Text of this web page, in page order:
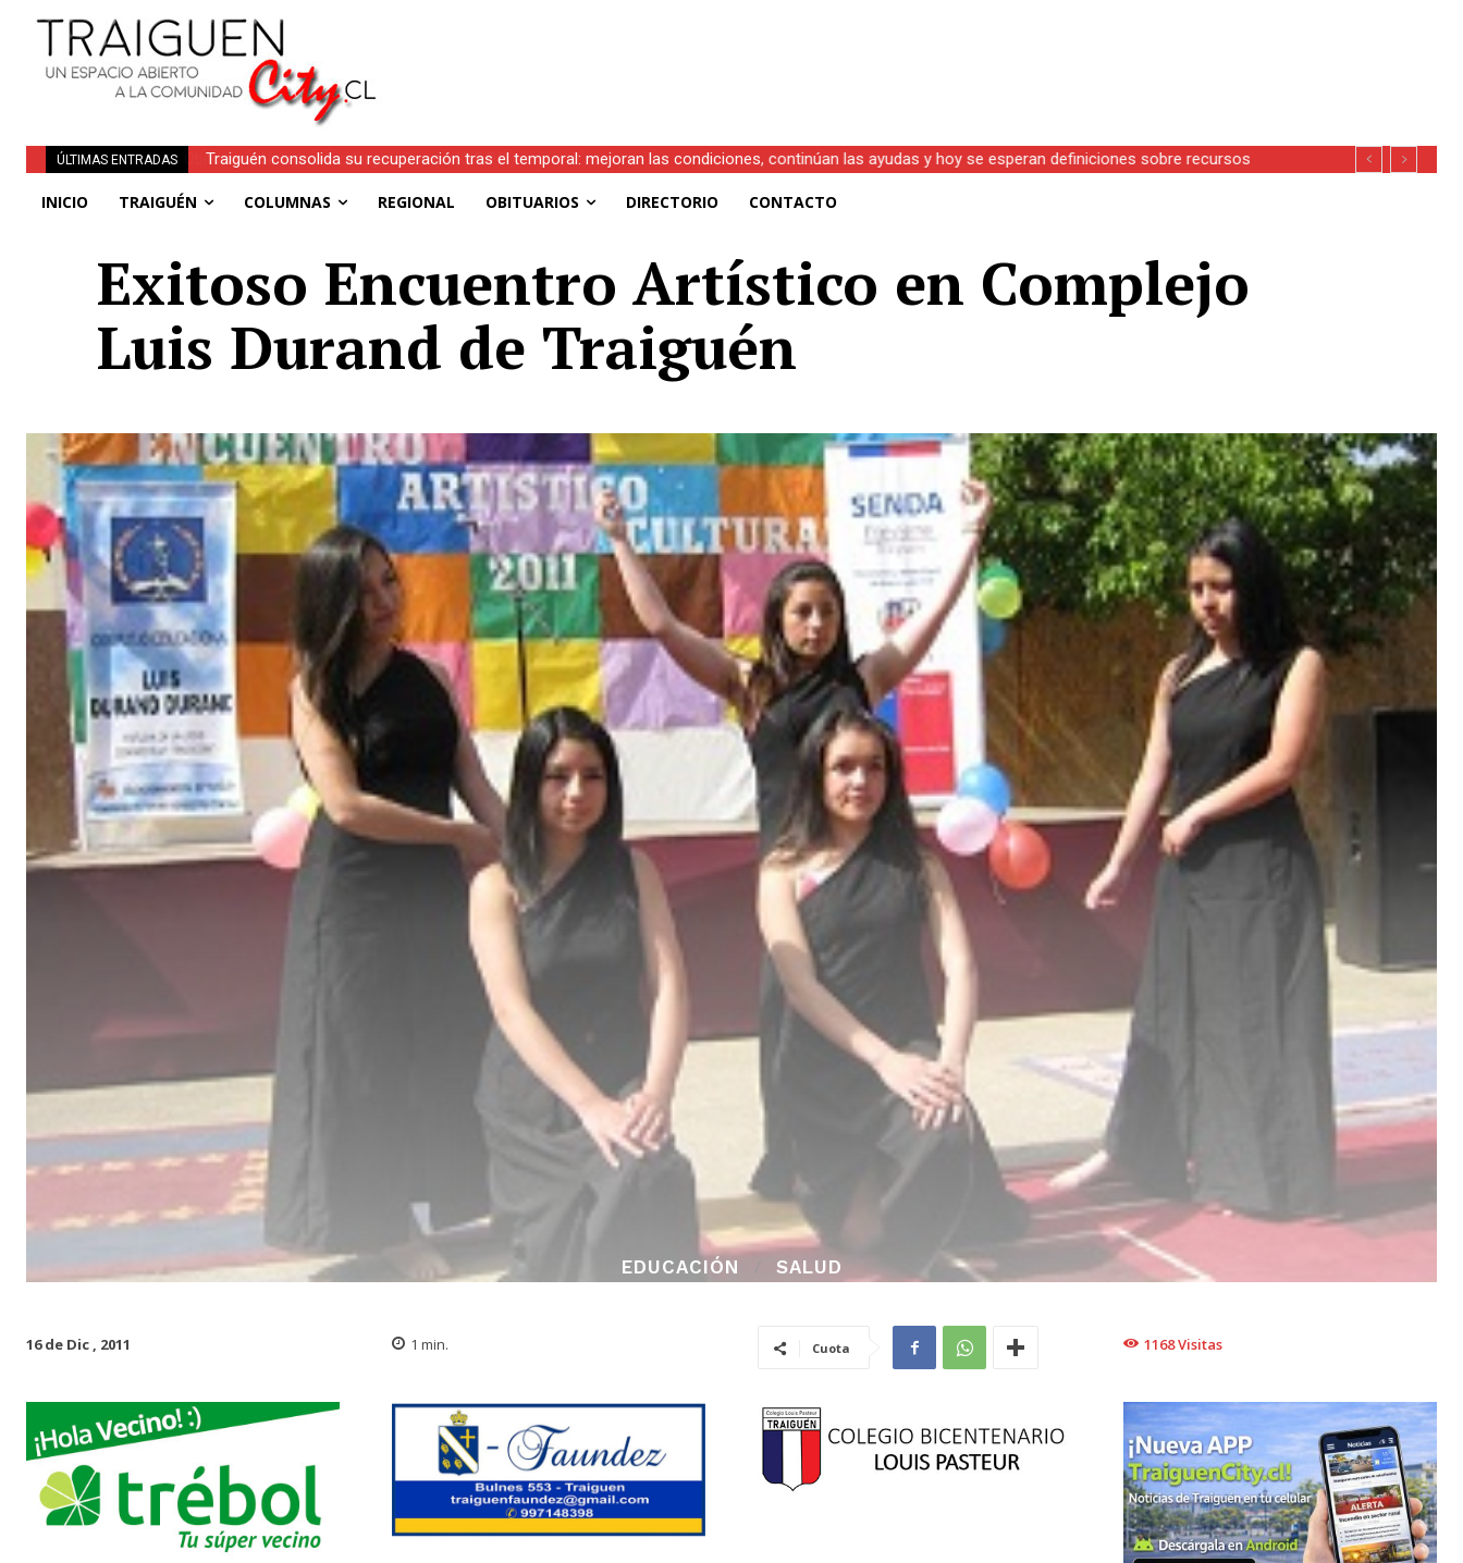
ÚLTIMAS ENTRADAS
Traiguén consolida su recuperación tras el temporal: mejoran las condiciones, continúan las ayudas y hoy se esperan definiciones sobre recursos
INICIO TRAIGUÉN COLUMNAS REGIONAL OBITUARIOS DIRECTORIO CONTACTO
Exitoso Encuentro Artí­stico en Complejo
Luis Durand de Traiguén
EDUCACIÓN SALUD
16 de Dic , 2011 1 min. Cuota 1168Visitas